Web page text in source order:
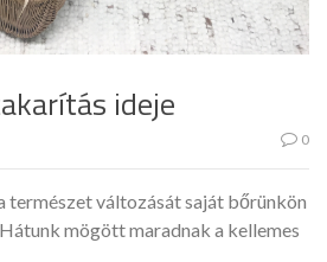
ideje
0
természet változását saját bőrünkön
mögött maradnak a kellemes